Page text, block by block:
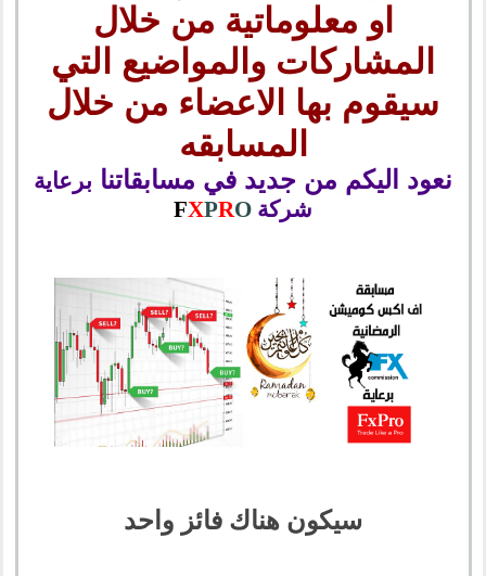
او معلوماتية من خلال
المشاركات والمواضيع التي
سيقوم بها الاعضاء من خلال
المسابقه
نعود اليكم من جديد في مسابقاتنا برعاية
شركة
FXPRO
سيكون هناك فائز واحد